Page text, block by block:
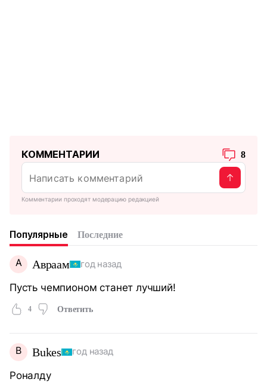
КОММЕНТАРИИ 8
Комментарии проходят модерацию редакцией
Популярные Последние
А Авраам год назад
Пусть чемпионом станет лучший!
4 Ответить
B Bukes год назад
Роналду